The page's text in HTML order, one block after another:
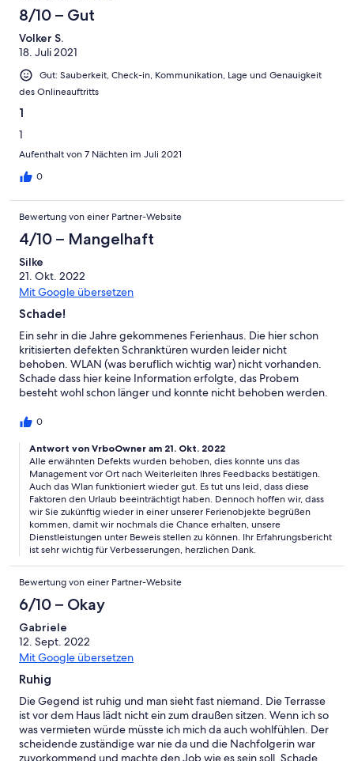
8/10 – Gut
Volker S.
18. Juli 2021
Gut: Sauberkeit, Check-in, Kommunikation, Lage und Genauigkeit
des Onlineauftritts
1
1
Aufenthalt von 7 Nächten im Juli 2021
0
Bewertung von einer Partner-Website
4/10 – Mangelhaft
Silke
21. Okt. 2022
Mit Google übersetzen
Schade!
Ein sehr in die Jahre gekommenes Ferienhaus. Die hier schon
kritisierten defekten Schranktüren wurden leider nicht
behoben. WLAN (was beruflich wichtig war) nicht vorhanden.
Schade dass hier keine Information erfolgte, das Probem
besteht wohl schon länger und konnte nicht behoben werden.
Ferienpark Himmelberg gibt es schon lange nicht mehr.
(diese Auskunft bekamen wir) geschlossen.
0
Antwort von VrboOwner am 21. Okt. 2022
Alle erwähnten Defekts wurden behoben, dies konnte uns das
Management vor Ort nach Weiterleiten Ihres Feedbacks bestätigen.
Auch das Wlan funktioniert wieder gut. Es tut uns leid, dass diese
Faktoren den Urlaub beeinträchtigt haben. Dennoch hoffen wir, dass
wir Sie zukünftig wieder in einer unserer Ferienobjekte begrüßen
kommen, damit wir nochmals die Chance erhalten, unsere
Dienstleistungen unter Beweis stellen zu können. Ihr Erfahrungsbericht
ist sehr wichtig für Verbesserungen, herzlichen Dank.
Bewertung von einer Partner-Website
6/10 – Okay
Gabriele
12. Sept. 2022
Mit Google übersetzen
Ruhig
Die Gegend ist ruhig und man sieht fast niemand. Die Terrasse
ist vor dem Haus lädt nicht ein zum draußen sitzen. Wenn ich so
was vermieten würde müsste ich mich da auch wohlfühlen. Der
scheidende zuständige war nie da und die Nachfolgerin war
zuvorkommend und machte den Job wie es sein soll. Schade,